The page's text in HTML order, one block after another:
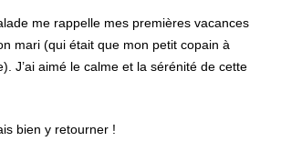
me rappelle mes premières vacances
mari (qui était que mon petit copain à
J’ai aimé le calme et la sérénité de cette
bien y retourner !